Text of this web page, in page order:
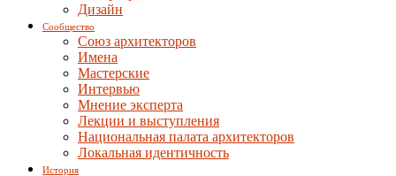
Дизайн
Сообщество
Союз архитекторов
Имена
Мастерские
Интервью
Мнение эксперта
Лекции и выступления
Национальная палата архитекторов
Локальная идентичность
История